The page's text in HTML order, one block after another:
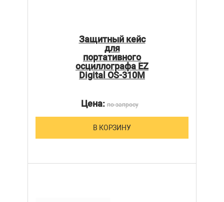
Защитный кейс
для
портативного
осциллографа EZ
Digital OS-310M
Цена:по запросу
В КОРЗИНУ